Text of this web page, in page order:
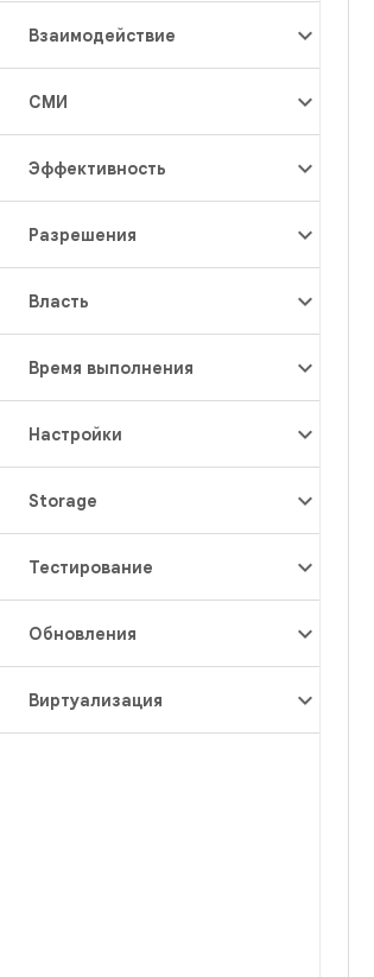
Взаимодействие
СМИ
Эффективность
Разрешения
Власть
Время выполнения
Настройки
Storage
Тестирование
Обновления
Виртуализация